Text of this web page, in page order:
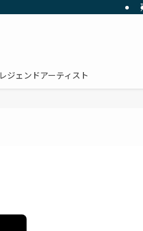
レジェンドアーティスト